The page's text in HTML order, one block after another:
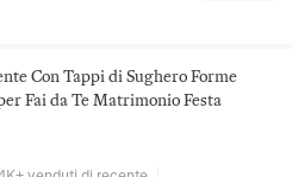
Con Tappi di Sughero Forme
Fai da Te Matrimonio Festa